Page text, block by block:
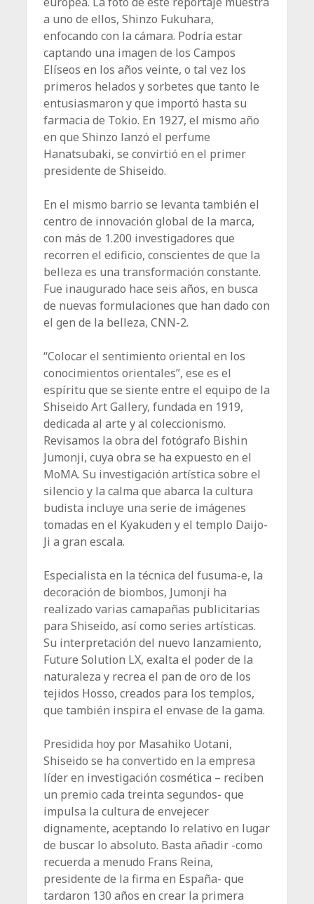
a uno de ellos, Shinzo Fukuhara,
enfocando con la cámara. Podría estar
captando una imagen de los Campos
Elíseos en los años veinte, o tal vez los
primeros helados y sorbetes que tanto le
entusiasmaron y que importó hasta su
farmacia de Tokio. En 1927, el mismo año
en que Shinzo lanzó el perfume
Hanatsubaki, se convirtió en el primer
presidente de Shiseido.
En el mismo barrio se levanta también el
centro de innovación global de la marca,
con más de 1.200 investigadores que
recorren el edificio, conscientes de que la
belleza es una transformación constante.
Fue inaugurado hace seis años, en busca
de nuevas formulaciones que han dado con
el gen de la belleza, CNN-2.
“Colocar el sentimiento oriental en los
conocimientos orientales”, ese es el
espíritu que se siente entre el equipo de la
Shiseido Art Gallery, fundada en 1919,
dedicada al arte y al coleccionismo.
Revisamos la obra del fotógrafo Bishin
Jumonji, cuya obra se ha expuesto en el
MoMA. Su investigación artística sobre el
silencio y la calma que abarca la cultura
budista incluye una serie de imágenes
tomadas en el Kyakuden y el templo Daijo-
Ji a gran escala.
Especialista en la técnica del fusuma-e, la
decoración de biombos, Jumonji ha
realizado varias camapañas publicitarias
para Shiseido, así como series artísticas.
Su interpretación del nuevo lanzamiento,
Future Solution LX, exalta el poder de la
naturaleza y recrea el pan de oro de los
tejidos Hosso, creados para los templos,
que también inspira el envase de la gama.
Presidida hoy por Masahiko Uotani,
Shiseido se ha convertido en la empresa
líder en investigación cosmética – reciben
un premio cada treinta segundos- que
impulsa la cultura de envejecer
dignamente, aceptando lo relativo en lugar
de buscar lo absoluto. Basta añadir -como
recuerda a menudo Frans Reina,
presidente de la firma en España- que
tardaron 130 años en crear la primera